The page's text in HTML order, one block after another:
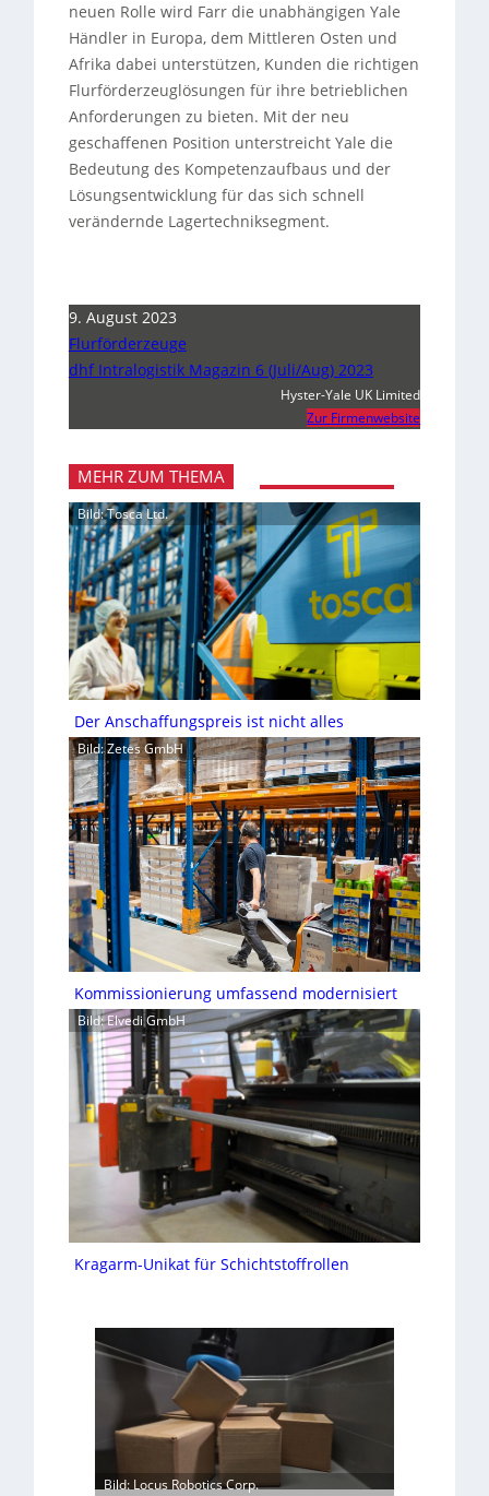
neuen Rolle wird Farr die unabhängigen Yale
Händler in Europa, dem Mittleren Osten und
Afrika dabei unterstützen, Kunden die richtigen
Flurförderzeuglösungen für ihre betrieblichen
Anforderungen zu bieten. Mit der neu
geschaffenen Position unterstreicht Yale die
Bedeutung des Kompetenzaufbaus und der
Lösungsentwicklung für das sich schnell
verändernde Lagertechniksegment.
9. August 2023
Flurförderzeuge
dhf Intralogistik Magazin 6 (Juli/Aug) 2023
Hyster-Yale UK Limited
Zur Firmenwebsite
MEHR ZUM THEMA
Bild: Tosca Ltd.
Der Anschaffungspreis ist nicht alles
Bild: Zetes GmbH
Kommissionierung umfassend modernisiert
Bild: Elvedi GmbH
Kragarm-Unikat für Schichtstoffrollen
Bild: Locus Robotics Corp.